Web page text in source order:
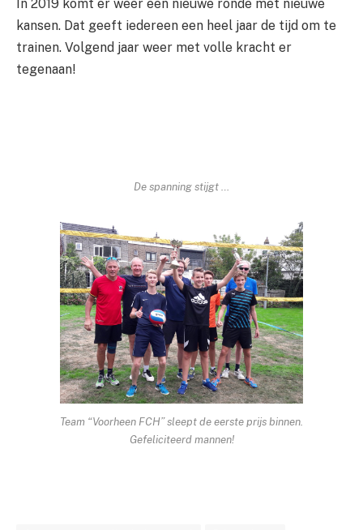
In 2019 komt er weer een nieuwe ronde met nieuwe
kansen. Dat geeft iedereen een heel jaar de tijd om te
trainen. Volgend jaar weer met volle kracht er
tegenaan!
De spanning stijgt …
Team “Voorheen FCH” sleept de eerste prijs binnen.
Gefeliciteerd mannen!